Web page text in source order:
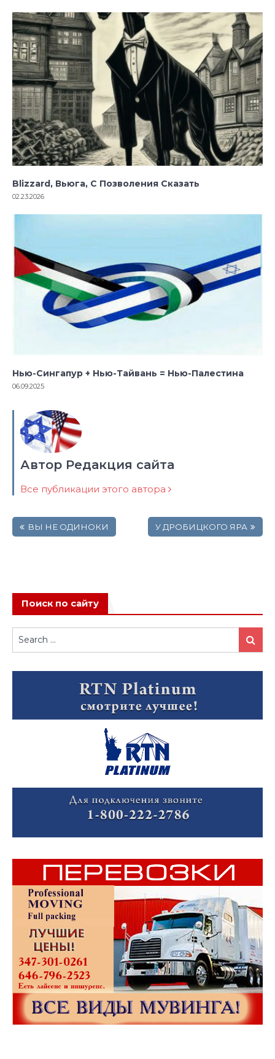
Blizzard, Вьюга, С Позволения Сказать
02.23.2026
Нью-Сингапур + Нью-Тайвань = Нью-Палестина
06.09.2025
Автор Редакция сайта
Все публикации этого автора
по ВЫ НЕ ОДИНОКИ У ДРОБИЦКОГО ЯРА
Поиск по сайту
Search
for:
Search